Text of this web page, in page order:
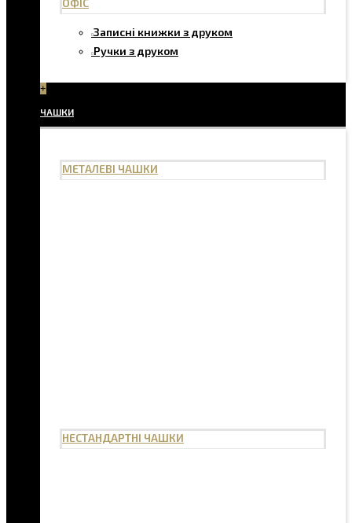
ОФІС
Записні книжки з друком
Ручки з друком
+
ЧАШКИ
МЕТАЛЕВІ ЧАШКИ
НЕСТАНДАРТНІ ЧАШКИ